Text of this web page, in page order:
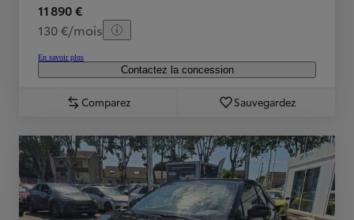
11 890 €
130 €/mois
En savoir plus
Contactez la concession
Comparez Sauvegardez